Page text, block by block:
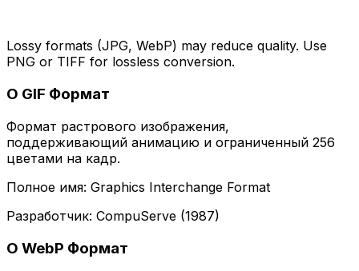
Lossy formats (JPG, WebP) may reduce quality. Use
PNG or TIFF for lossless conversion.
О GIF Формат
Формат растрового изображения,
поддерживающий анимацию и ограниченный 256
цветами на кадр.
Полное имя: Graphics Interchange Format
Разработчик: CompuServe (1987)
О WebP Формат